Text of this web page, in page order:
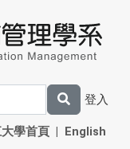
登入
學首頁 | English